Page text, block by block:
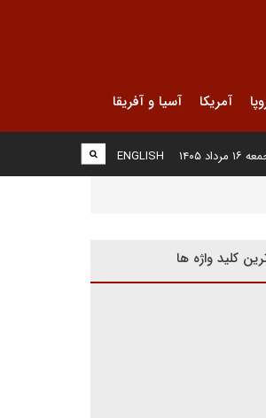
آمریکا آسیا و آفریقا
ENGLISH مرداد ۱۴۰۵
کلید واژه ها